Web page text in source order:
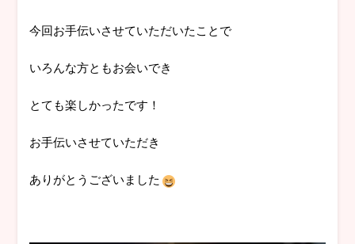
今回お手伝いさせていただいたことで
いろんな方ともお会いでき
とても楽しかったです！
お手伝いさせていただき
ありがとうございました